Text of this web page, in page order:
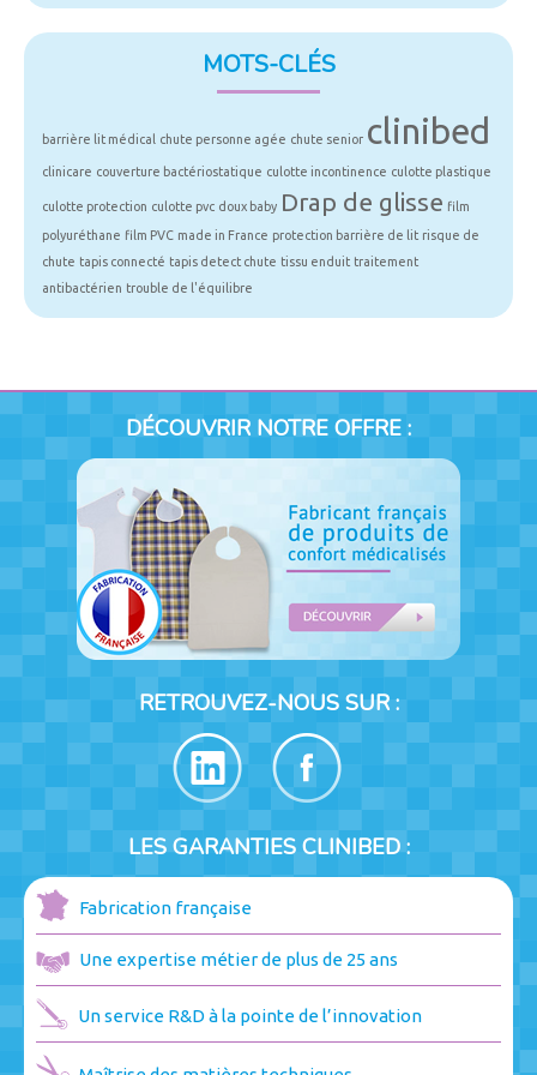
MOTS-CLÉS
barrière lit médical chute personne agée chute senior clinibed
clinicare couverture bactériostatique culotte incontinence culotte plastique
culotte protection culotte pvc doux baby Drap de glisse film
polyuréthane film PVC made in France protection barrière de lit risque de
chute tapis connecté tapis detect chute tissu enduit traitement
antibactérien trouble de l'équilibre
DÉCOUVRIR NOTRE OFFRE :
RETROUVEZ-NOUS SUR :
LES GARANTIES CLINIBED :
Fabrication française
Une expertise métier de plus de 25 ans
Un service R&D à la pointe de l’innovation